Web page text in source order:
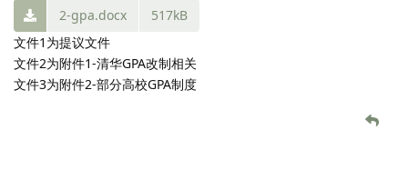
2-gpa.docx
517kB
文件1为提议文件
文件2为附件1-清华GPA改制相关
文件3为附件2-部分高校GPA制度